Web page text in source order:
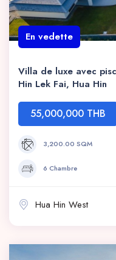
En vedette
Villa de luxe avec
Hin Lek Fai, Hua Hin
55,000,000 THB
3,200.00 SQM
6 Chambre
Hua Hin West